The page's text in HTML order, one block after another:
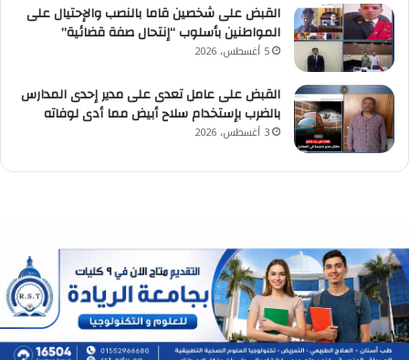
القبض على شخصين قاما بالنصب والإحتيال على
المواطنين بأسلوب “إنتحال صفة قضائية”
5 أغسطس، 2026
القبض على عامل تعدى على مدير إحدى المدارس
بالضرب بإستخدام سلاح أبيض مما أدى لوفاته
3 أغسطس، 2026